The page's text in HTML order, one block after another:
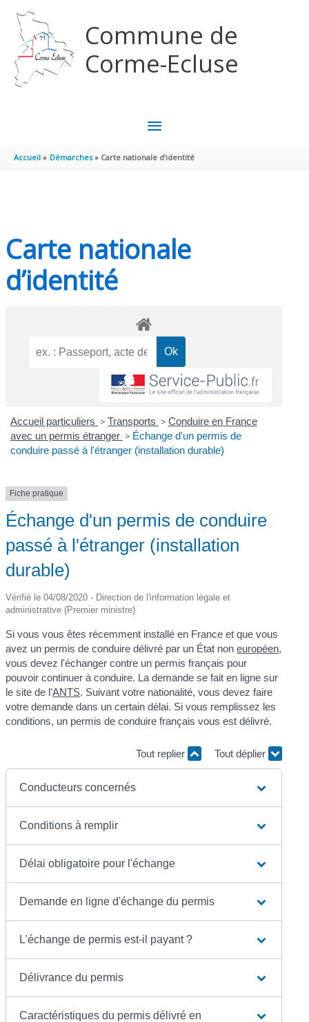
Commune de
Corme-Ecluse
MENU
PRINCIPAL
Accueil Démarches Carte nationale d’identité
Carte nationale
d’identité
Accueil particuliers > Transports > Conduire en France
avec un permis étranger > Échange d'un permis de
conduire passé à l'étranger (installation durable)
Fiche pratique
Échange d'un permis de conduire
passé à l'étranger (installation
durable)
Vérifié le 04/08/2020 - Direction de l'information légale et
administrative (Premier ministre)
Si vous vous êtes récemment installé en France et que vous
avez un permis de conduire délivré par un État noneuropéen,
vous devez l'échanger contre un permis français pour
pouvoir continuer à conduire. La demande se fait en ligne sur
le site de l'ANTS. Suivant votre nationalité, vous devez faire
votre demande dans un certain délai. Si vous remplissez les
conditions, un permis de conduire français vous est délivré.
Tout replier Tout déplier
Conducteurs concernés
Conditions à remplir
Délai obligatoire pour l'échange
Demande en ligne d'échange du permis
L'échange de permis est-il payant ?
Délivrance du permis
Caractéristiques du permis délivré en